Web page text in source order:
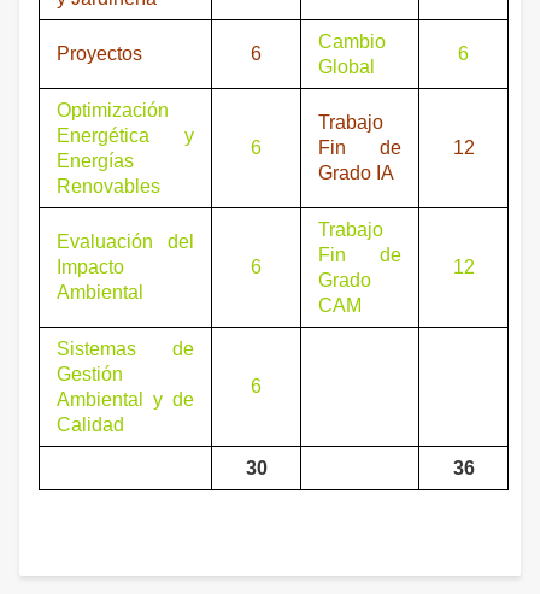
Proyectos 6
Cambio
Global
6
Optimización
Energética y
Energías
Renovables
6
Trabajo
Fin de
Grado IA
12
Evaluación del
Impacto
Ambiental
6
Trabajo
Fin de
Grado
CAM
12
Sistemas de
Gestión
Ambiental y de
Calidad
6
30 36